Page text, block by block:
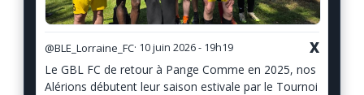
@BLE_Lorraine_FC· 10 juin 2026 - 19h19 X
Le GBL FC de retour à Pange Comme en 2025, nos
Alérions débutent leur saison estivale par le Tournoi